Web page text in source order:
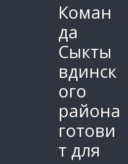
Коман
да
Сыкты
вдинск
ого
района
готови
т для